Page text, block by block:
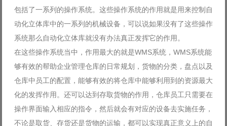
包括了一系列的操作系统。这些操作系统的作用就是用来控制自
动化立体库中的一系列的机械设备，可以说如果没有了这些操作
系统那么自动化立体库就没有办法真正发挥它的作用。
在这些操作系统当中，作用最大的就是WMS系统，WMS系统能
够有效的帮助企业管理仓库的日常规划，货物的分类，盘点以及
仓库中员工的配置，能够有效的将仓库中能够利用到的资源最大
化的发挥作用。还可以达到存取货物的作用，仓库员工只需要在
操作界面输入相应的指令，然后就会有对应的设备去实施任务，
不论是取货、存货还是货物的运输，都可以实现真正意义上的自